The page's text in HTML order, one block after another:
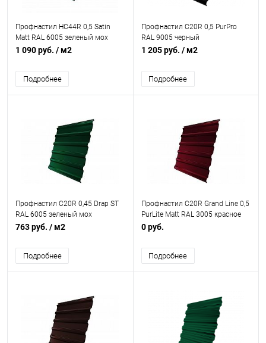
Профнастил НС44R 0,5 Satin
Matt RAL 6005 зеленый мох
1 090 руб. / м2
Подробнее
Профнастил С20R 0,5 PurPro
RAL 9005 черный
1 205 руб. / м2
Подробнее
Профнастил С20R 0,45 Drap ST
RAL 6005 зеленый мох
763 руб. / м2
Подробнее
Профнастил С20R Grand Line 0,5
PurLite Matt RAL 3005 красное
вино
0 руб.
Подробнее